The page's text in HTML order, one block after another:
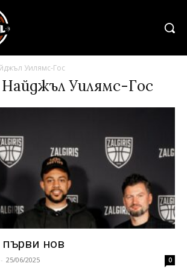
Уилямс-Гос
Найджъл Уилямс-Гос
нов
- 25/06/2025 0